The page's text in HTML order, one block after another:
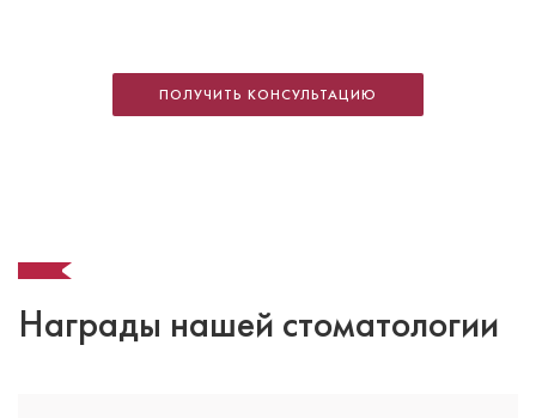
ПОЛУЧИТЬ КОНСУЛЬТАЦИЮ
Награды нашей стоматологии